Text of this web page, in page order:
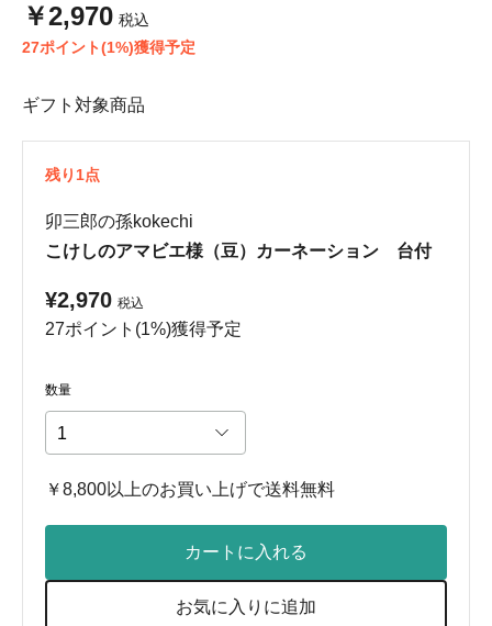
￥2,970 税込
27ポイント(1%)獲得予定
ギフト対象商品
残り1点
卯三郎の孫kokechi
こけしのアマビエ様（豆）カーネーション 台付
¥2,970 税込
27ポイント(1%)獲得予定
数量
￥8,800以上のお買い上げで送料無料
カートに入れる
お気に入りに追加